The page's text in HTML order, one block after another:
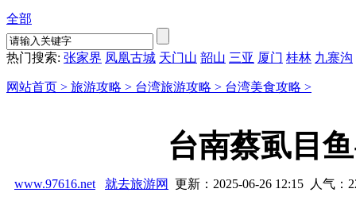
全部
热门搜索: 张家界 凤凰古城 天门山 韶山 三亚 厦门 桂林 九寨沟
网站首页 > 旅游攻略 > 台湾旅游攻略 > 台湾美食攻略 >
台南蔡虱目
www.97616.net 就去旅游网 更新：2025-06-26 12:15 人气：